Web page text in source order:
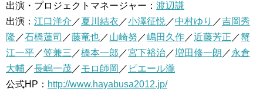
出演・プロジェクトマネージャー： 渡辺謙
出演： 江口洋介 ／夏川結衣 ／小澤征悦／中村ゆり ／吉岡秀
隆 ／石橋蓮司 ／藤竜也／山崎努 ／嶋田久作／近藤芳正 ／蟹
江一平／笠兼三 ／橋本一郎 ／宮下裕治／増田修一朗 ／永倉
大輔／長嶋一茂／モロ師岡 ／ ピエール瀧
公式HP： http://www.hayabusa2012.jp/